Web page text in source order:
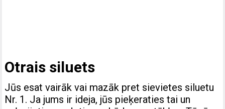
Otrais siluets
Jūs esat vairāk vai mazāk pret sievietes siluetu
Nr. 1. Ja jums ir ideja, jūs pieķeraties tai un